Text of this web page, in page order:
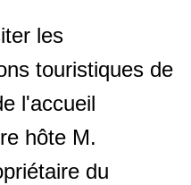
les
touristiques de
l'accueil
hôte M.
du